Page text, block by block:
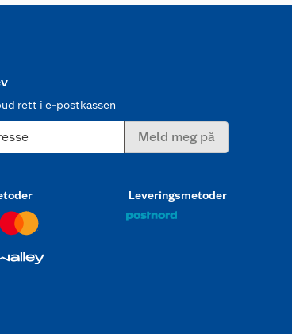
rett i e-postkassen
Meld meg på
Leveringsmetoder